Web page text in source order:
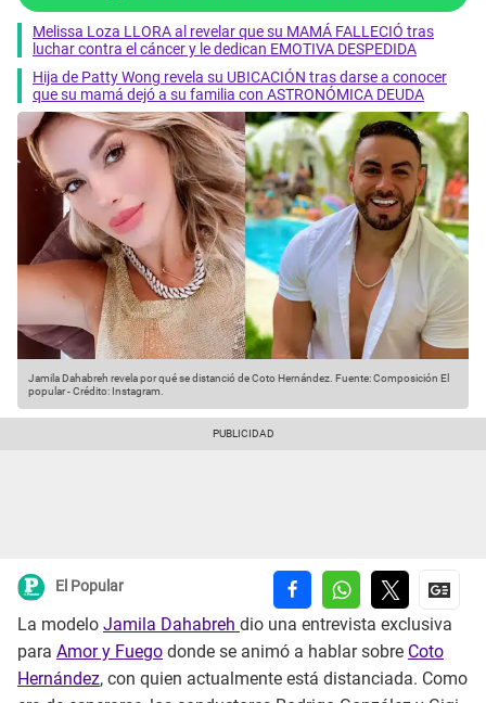
Melissa Loza LLORA al revelar que su MAMÁ FALLECIÓ tras
luchar contra el cáncer y le dedican EMOTIVA DESPEDIDA
Hija de Patty Wong revela su UBICACIÓN tras darse a conocer
que su mamá dejó a su familia con ASTRONÓMICA DEUDA
Jamila Dahabreh revela por qué se distanció de Coto Hernández. Fuente: Composición El
popular-Crédito: Instagram.
El Popular
La modelo Jamila Dahabreh dio una entrevista exclusiva
para Amor y Fuego donde se animó a hablar sobre Coto
Hernández, con quien actualmente está distanciada. Como